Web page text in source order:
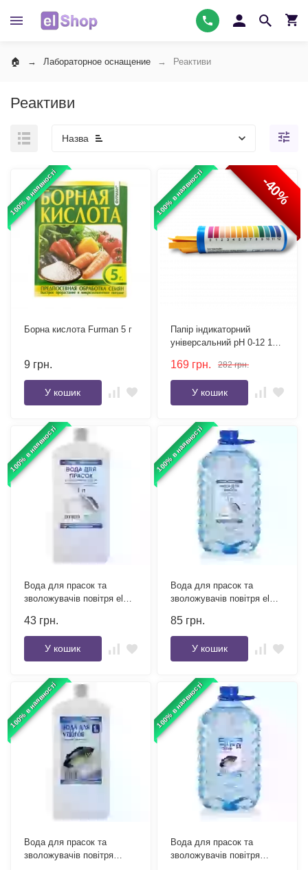
Лабораторное оснащение Реактиви
Реактиви
Назва
100% в наявності
Борна кислота Furman 5 г
9 грн.
У кошик
100% в наявності -40%
Папір індикаторний
універсальний pH 0-12 100
169 грн. 282 грн.
У кошик
100% в наявності
Вода для прасок та
зволожувачів повітря el
43 грн.
У кошик
100% в наявності
Вода для прасок та
зволожувачів повітря el
85 грн.
У кошик
100% в наявності
Вода для прасок та
зволожувачів повітря
100% в наявності
Вода для прасок та
зволожувачів повітря